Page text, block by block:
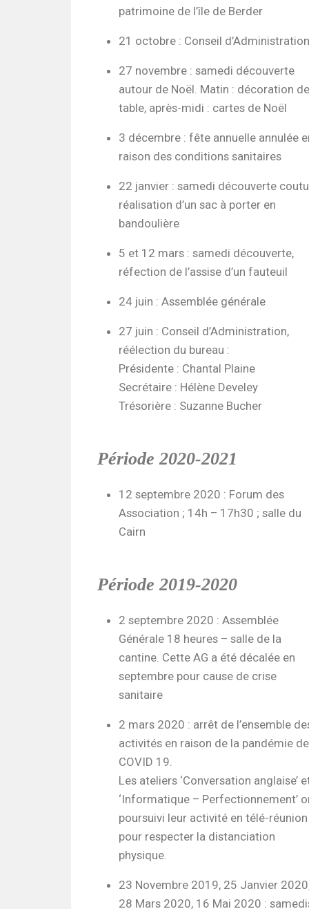
patrimoine de l’île de Berder
21 octobre : Conseil d’Administration
27 novembre : samedi découverte
autour de Noël. Matin : décoration de
table, après-midi : cartes de Noël
3 décembre : fête annuelle annulée
raison des conditions sanitaires
22 janvier : samedi découverte
réalisation d’un sac à porter en
bandoulière
5 et 12 mars : samedi découverte,
réfection de l’assise d’un fauteuil
24 juin : Assemblée générale
27 juin : Conseil d’Administration,
réélection du bureau :
Présidente : Chantal Plaine
Secrétaire : Hélène Develey
Trésorière : Suzanne Bucher
Période 2020-2021
12 septembre 2020 : Forum des
Association ; 14h – 17h30 ; salle du
Cairn
Période 2019-2020
2 septembre 2020 : Assemblée
Générale 18 heures – salle de la
cantine. Cette AG a été décalée en
septembre pour cause de crise
sanitaire
2 mars 2020 : arrêt de l’ensemble
activités en raison de la pandémie de
COVID 19.
Les ateliers ‘Conversation anglaise’
‘Informatique – Perfectionnement’
poursuivi leur activité en télé-réunion
pour respecter la distanciation
physique.
23 Novembre 2019, 25 Janvier
28 Mars 2020, 16 Mai 2020 :